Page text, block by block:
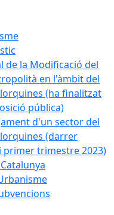
de la Modificació del
en l'àmbit del
(ha finalitzat
pública)
d'un sector del
(darrer
primer trimestre 2023)